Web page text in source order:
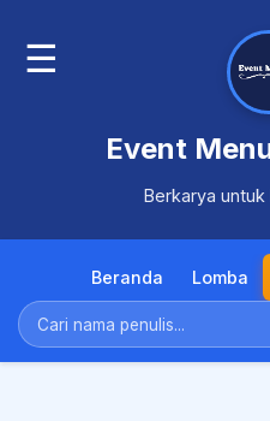
☰
Event
Berkarya
Beranda Lomba